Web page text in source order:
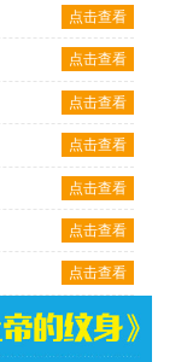
点击查看
点击查看
点击查看
点击查看
点击查看
点击查看
点击查看